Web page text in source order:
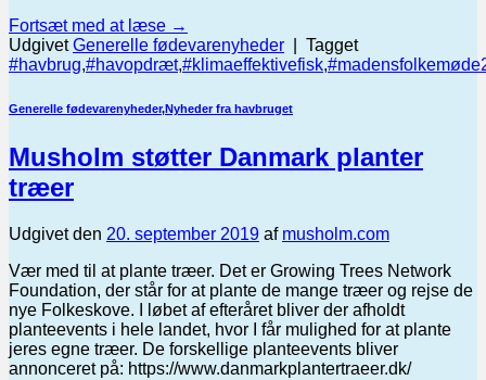
Fortsæt med at læse →
UdgivetGenerelle fødevarenyheder
Tagget
#havbrug,#havopdræt,#klimaeffektivefisk,
Generelle fødevarenyheder,Nyheder fra havbruget
Musholm støtter Danmark planter
træer
Udgivet den 20. september 2019 af musholm.com
Vær med til at plante træer. Det er Growing Trees Network
Foundation, der står for at plante de mange træer og rejse de
nye Folkeskove. I løbet af efteråret bliver der afholdt
planteevents i hele landet, hvor I får mulighed for at plante
jeres egne træer. De forskellige planteevents bliver
annonceret på: https://www.danmarkplantertraeer.dk/